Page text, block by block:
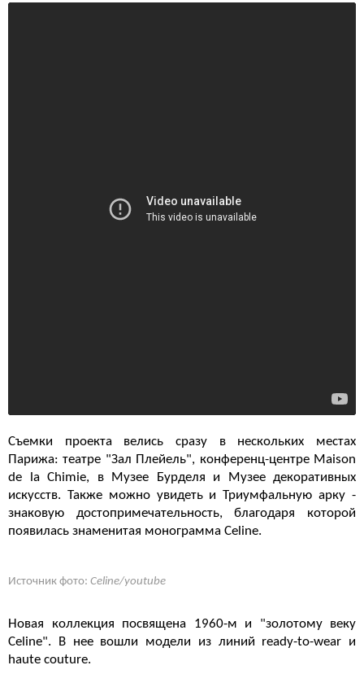
Съемки проекта велись сразу в нескольких местах
Парижа: театре "Зал Плейель", конференц-центре Maison
de la Chimie, в Музее Бурделя и Музее декоративных
искусств. Также можно увидеть и Триумфальную арку -
знаковую достопримечательность, благодаря которой
появилась знаменитая монограмма Celine.
Источник фото: Celine/youtube
Новая коллекция посвящена 1960-м и "золотому веку
Celine". В нее вошли модели из линий ready-to-wear и
haute couture.